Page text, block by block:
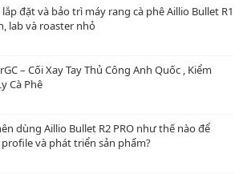
đặt và bảo trì máy rang cà phê Aillio Bullet R1
lab và roaster nhỏ
– Cối Xay Tay Thủ Công Anh Quốc , Kiểm
Cà Phê
dùng Aillio Bullet R2 PRO như thế nào để
và phát triển sản phẩm?